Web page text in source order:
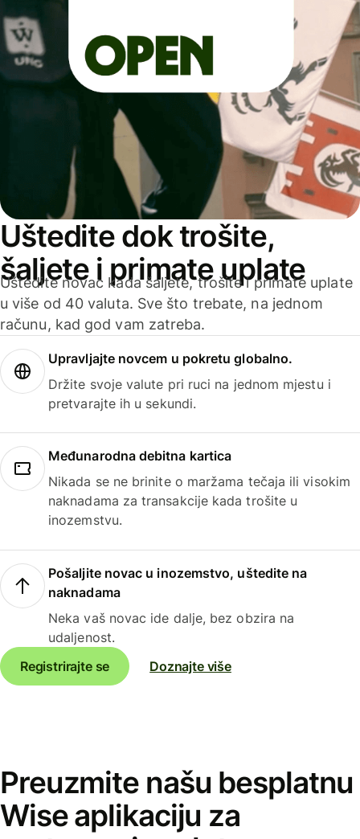
Uštedite dok trošite,
šaljete i primate uplate
Uštedite novac kada šaljete, trošite i primate uplate
u više od 40 valuta. Sve što trebate, na jednom
računu, kad god vam zatreba.
Upravljajte novcem u pokretu globalno.
Držite svoje valute pri ruci na jednom mjestu i
pretvarajte ih u sekundi.
Međunarodna debitna kartica
Nikada se ne brinite o maržama tečaja ili visokim
naknadama za transakcije kada trošite u
inozemstvu.
Pošaljite novac u inozemstvo, uštedite na
naknadama
Neka vaš novac ide dalje, bez obzira na
udaljenost.
Registrirajte se
Doznajte više
Preuzmite našu besplatnu
Wise aplikaciju za